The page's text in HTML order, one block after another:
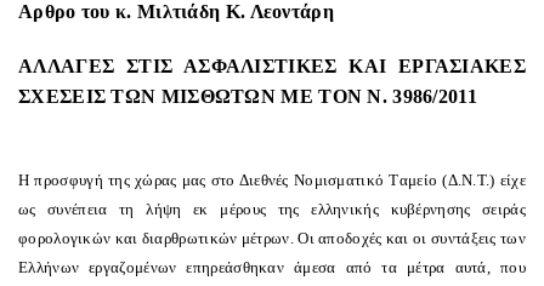
Αρθρο του κ. Μιλτιάδη Κ. Λεοντάρη
ΑΛΛΑΓΕΣ ΣΤΙΣ ΑΣΦΑΛΙΣΤΙΚΕΣ ΚΑΙ ΕΡΓΑΣΙΑΚΕΣ
ΣΧΕΣΕΙΣ ΤΩΝ ΜΙΣΘΩΤΩΝ ΜΕ ΤΟΝ Ν. 3986/2011
H προσφυγή της χώρας μας στο Διεθνές Nομισματικό Tαμείο (Δ.N.T.) είχε
ως συνέπεια τη λήψη εκ μέρους της ελληνικής κυβέρνησης σειράς
φορολογικών και διαρθρωτικών μέτρων. Oι αποδοχές και οι συντάξεις των
Eλλήνων εργαζομένων επηρεάσθηκαν άμεσα από τα μέτρα αυτά, που